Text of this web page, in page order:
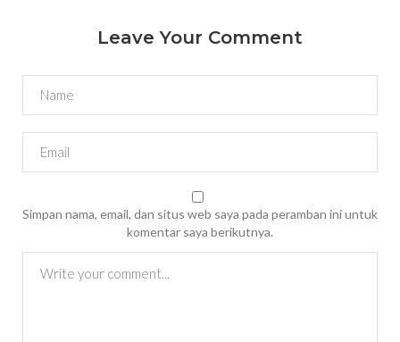
Leave Your Comment
Simpan nama, email, dan situs web saya pada peramban ini untuk
komentar saya berikutnya.